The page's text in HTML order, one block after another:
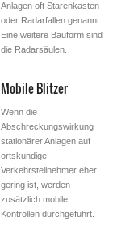
Anlagen oft Starenkasten
oder Radarfallen genannt.
Eine weitere Bauform sind
die Radarsäulen.
Mobile Blitzer
Wenn die
Abschreckungswirkung
stationärer Anlagen auf
ortskundige
Verkehrsteilnehmer eher
gering ist, werden
zusätzlich mobile
Kontrollen durchgeführt.